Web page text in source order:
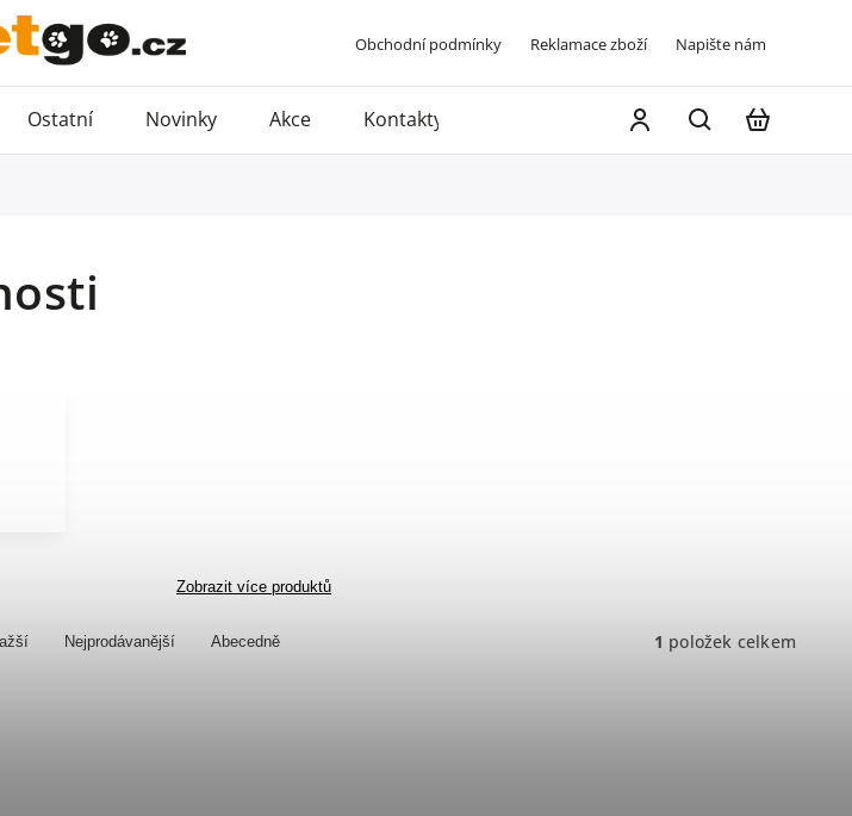
Obchodní podmínky Reklamace zboží Napište nám
Ostatní Novinky Akce Kontakty
Zobrazit více produktů
Nejprodávanější Abecedně 1 položek celkem